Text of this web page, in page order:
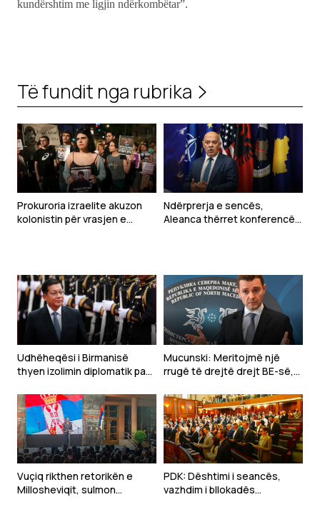
kundërshtim me ligjin ndërkombëtar”.
Të fundit nga rubrika
Prokuroria izraelite akuzon
kolonistin për vrasjen e
Ndërprerja e sencës,
Aleanca thërret konferencë
Udhëheqësi i Birmanisë
thyen izolimin diplomatik pas
Tajlandën
Mucunski: Meritojmë një
rrugë të drejtë drejt BE-së,
padrejtë
Vuçiq rikthen retorikën e
Millosheviqit, sulmon
PDK: Dështimi i seancës,
vazhdim i bllokadës